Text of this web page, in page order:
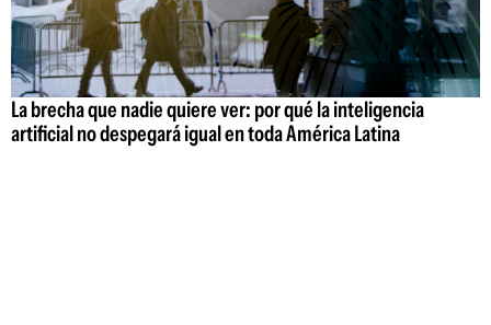
La brecha que nadie quiere ver: por qué la inteligencia
artificial no despegará igual en toda América Latina